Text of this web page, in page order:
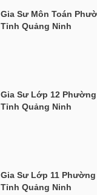
Gia Sư Môn Toán
Tỉnh Quảng Ninh
Gia Sư Lớp 12 Phường
Tỉnh Quảng Ninh
Gia Sư Lớp 11 Phường
Tỉnh Quảng Ninh